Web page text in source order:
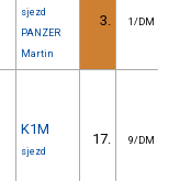
sjezd
PANZER
Martin
3. 1/DM
K1M
sjezd
17. 9/DM